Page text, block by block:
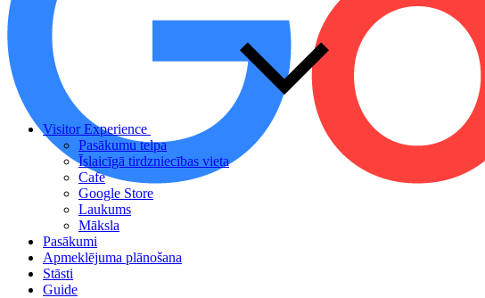
Visitor Experience
Pasākumu telpa
Īslaicīgā tirdzniecības vieta
Cafe
Google Store
Laukums
Māksla
Pasākumi
Apmeklējuma plānošana
Stāsti
Guide